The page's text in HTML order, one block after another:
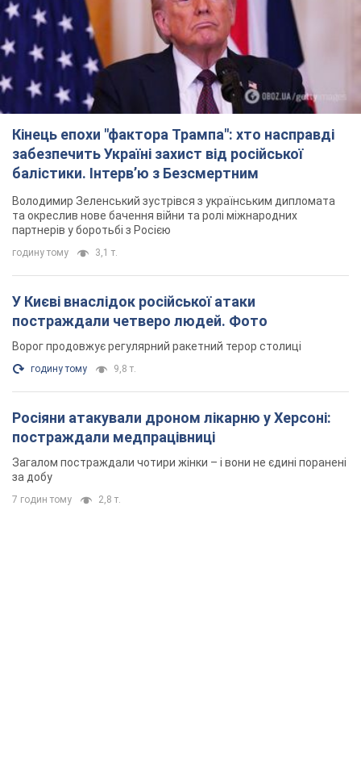
Кінець епохи "фактора Трампа": хто насправді
забезпечить Україні захист від російської
балістики. Інтерв’ю з Безсмертним
Володимир Зеленський зустрівся з українським дипломата
та окреслив нове бачення війни та ролі міжнародних
партнерів у боротьбі з Росією
годину тому 3,1 т.
У Києві внаслідок російської атаки
постраждали четверо людей. Фото
Ворог продовжує регулярний ракетний терор столиці
годину тому 9,8 т.
Росіяни атакували дроном лікарню у Херсоні:
постраждали медпрацівниці
Загалом постраждали чотири жінки – і вони не єдині поранені
за добу
7 годин тому 2,8 т.